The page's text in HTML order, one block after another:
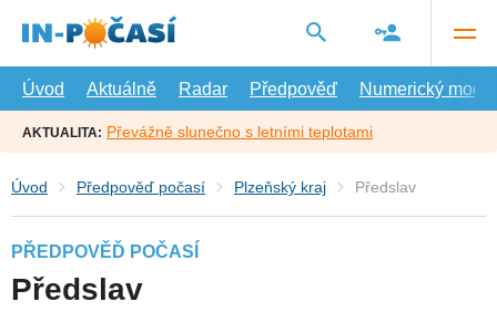
hlavní
Úvod
Aktuálně Radar Předpověď Numerický model
AKTUALITA: Převážně slunečno s letními teplotami
Úvod Předpověď počasí Plzeňský kraj Předslav
PŘEDPOVĚĎ POČASÍ
Předslav